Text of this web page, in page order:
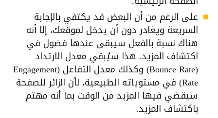
على الرغم من أن البعض قد يكتفي بالإجابة
السريعة ويغادر دون أن يدخل لموقعك، إلا أنه
هناك نسبة بالفعل سيبقى عندها فضول في
اكتشاف المزيد. هذا سيُبقي معدل الارتداد
(Bounce Rate) وكذلك معدل التفاعل (Engagement
Rate) في مستوياته الطبيعية، لأن الزائر للصفحة
سيقضي فيها المزيد من الوقت بما أنه مهتم
باكتشاف المزيد.